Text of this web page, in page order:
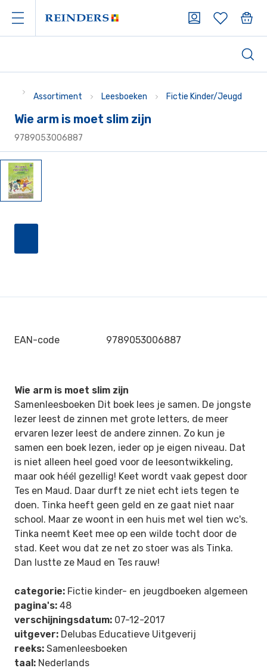
Assortiment Leesboeken Fictie Kinder/Jeugd
Wie arm is moet slim zijn
9789053006887
EAN-code 9789053006887
Wie arm is moet slim zijn
Samenleesboeken Dit boek lees je samen. De jongste
lezer leest de zinnen met grote letters, de meer
ervaren lezer leest de andere zinnen. Zo kun je
samen een boek lezen, ieder op je eigen niveau. Dat
is niet alleen heel goed voor de leesontwikkeling,
maar ook héél gezellig! Keet wordt vaak gepest door
Tes en Maud. Daar durft ze niet echt iets tegen te
doen. Tinka heeft geen geld en ze gaat niet naar
school. Maar ze woont in een huis met wel tien wc's.
Tinka neemt Keet mee op een wilde tocht door de
stad. Keet wou dat ze net zo stoer was als Tinka.
Dan lustte ze Maud en Tes rauw!
categorie: Fictie kinder- en jeugdboeken algemeen
pagina's: 48
verschijningsdatum: 07-12-2017
uitgever: Delubas Educatieve Uitgeverij
reeks: Samenleesboeken
taal: Nederlands